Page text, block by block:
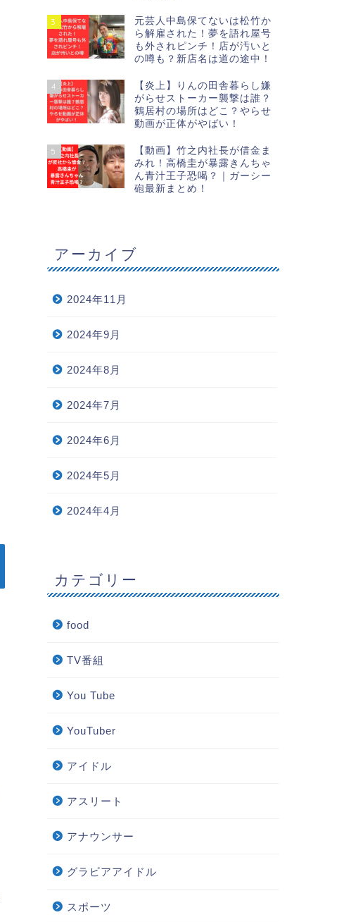
3
元芸人中島保てないは松竹か
ら解雇された！夢を語れ屋号
も外されピンチ！店が汚いと
の噂も？新店名は道の途中！
4
【炎上】りんの田舎暮らし嫌
がらせストーカー襲撃は誰？
鶴居村の場所はどこ？やらせ
動画が正体がやばい！
5
【動画】竹之内社長が借金ま
みれ！高橋圭が暴露きんちゃ
ん青汁王子恐喝？｜ガーシー
砲最新まとめ！
アーカイブ
2024年11月
2024年9月
2024年8月
2024年7月
2024年6月
2024年5月
2024年4月
カテゴリー
food
TV番組
You Tube
YouTuber
アイドル
アスリート
アナウンサー
グラビアアイドル
スポーツ